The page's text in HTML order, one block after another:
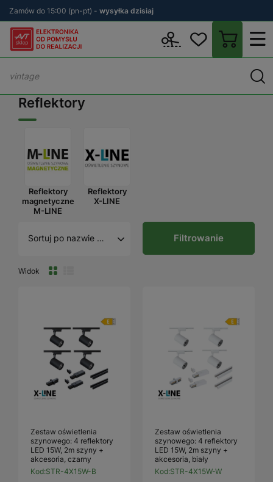
Zamów do 15:00 (pn-pt) - wysyłka dzisiaj
Reflektory
Reflektory
magnetyczne
M-LINE
Reflektory
X-LINE
Sortuj po nazwie A - Z
Widok
Filtrowanie
Zestaw oświetlenia
szynowego: 4 reflektory
LED 15W, 2m szyny +
akcesoria, czarny
Kod:STR-4X15W-B
Zestaw oświetlenia
szynowego: 4 reflektory
LED 15W, 2m szyny +
akcesoria, biały
Kod:STR-4X15W-W